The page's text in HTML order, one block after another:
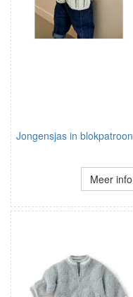
Jongensjas in blokpatroon
Meer info